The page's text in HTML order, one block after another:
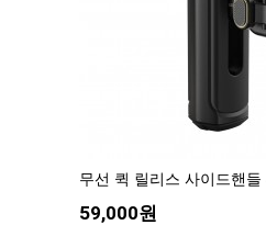
무선 퀵 릴리스 사이드핸들
59,000원